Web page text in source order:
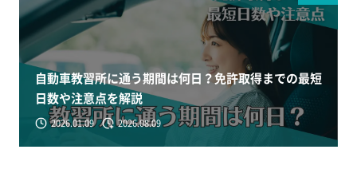
自動車教習所に通う期間は何日？免許取得までの最短
日数や注意点を解説
2026.01.09 2026.08.09